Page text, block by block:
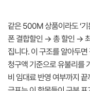
같은 500M 상품이라도 ‘
폰 결합할인 → 총 할인 →
집니다. 이 구조를 알아두
청구액 기준으로 유불리를
비 임대료 반영 여부까지